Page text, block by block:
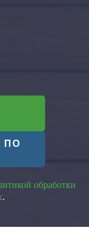
ПО
обработки
.